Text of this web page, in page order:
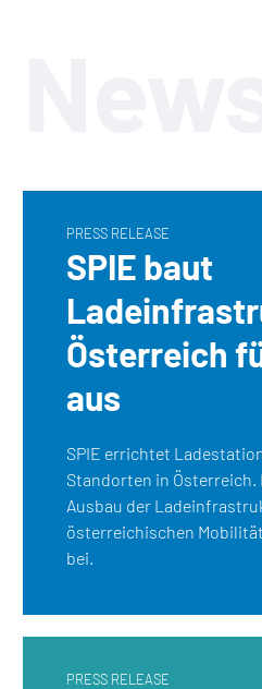
PRESS RELEASE
SPIE baut
Österreich
aus
SPIE errichtet
Standorten in Österreich.
Ausbau der
österreichischen
bei.
PRESS RELEASE